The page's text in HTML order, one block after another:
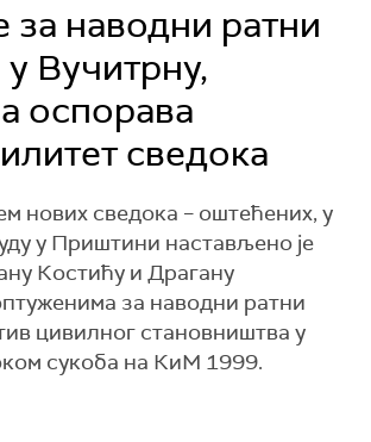
наводни ратни
Вучитрну,
оспорава
сведока
нових сведока – оштећених, у
у Приштини настављено је
Костићу и Драгану
за наводни ратни
цивилног становништва у
сукоба на КиМ 1999.